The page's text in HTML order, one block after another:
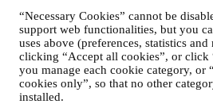
“Necessary Cookies” cannot be
support web functionalities, but you
uses above (preferences, statistics
clicking “Accept all cookies”, or click
you manage each cookie category, or
cookies only”, so that no other
installed.
MELHORAR A EXPERIÊNCIA
Gostaríamos de usar os seus
serviços e ofertas de acordo com
preferências para fornecer uma
cliente Le Creuset. Faremos isso
ou interesses, por exemplo, em